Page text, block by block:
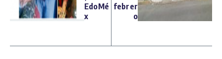
EdoMé
x
febrer
o